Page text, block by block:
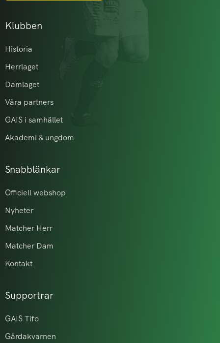
Klubben
Historia
Herrlaget
Damlaget
Våra partners
GAIS i samhället
Akademi & ungdom
Snabblänkar
Officiell webshop
Nyheter
Matcher Herr
Matcher Dam
Kontakt
Supportrar
GAIS Tifo
Gårdakvarnen